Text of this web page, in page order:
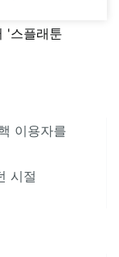
'스플래툰
이용자를
시절